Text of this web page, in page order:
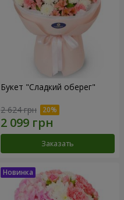
Букет "Сладкий оберег"
2 624 грн
Заказать